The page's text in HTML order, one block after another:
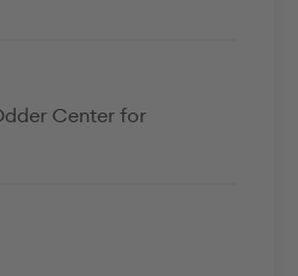
Center for